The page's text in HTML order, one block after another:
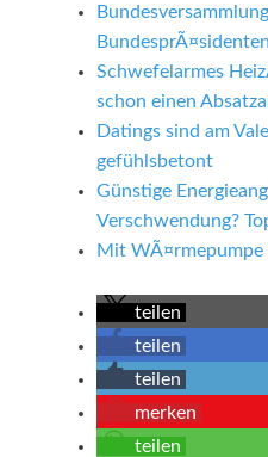
BundesprÃ¤sidenten
Schwefelarmes
schon einen
Datings sind am
gefühlsbetont
Günstige
Verschwendung?
Mit WÃ¤rmepumpe
teilen
teilen
teilen
merken
teilen